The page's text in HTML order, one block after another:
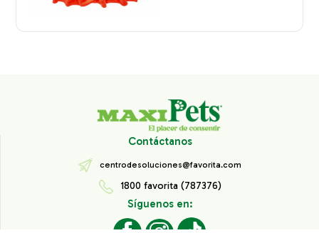
Contáctanos
centrodesoluciones@favorita.com
1800 favorita (787376)
Síguenos en: